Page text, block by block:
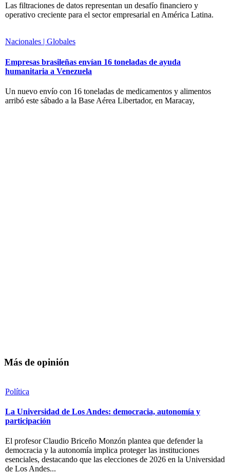
Las filtraciones de datos representan un desafío financiero y
operativo creciente para el sector empresarial en América Latina.
Nacionales | Globales
Empresas brasileñas envían 16 toneladas de ayuda
humanitaria a Venezuela
Un nuevo envío con 16 toneladas de medicamentos y alimentos
arribó este sábado a la Base Aérea Libertador, en Maracay,
Más de opinión
Política
La Universidad de Los Andes: democracia, autonomía y
participación
El profesor Claudio Briceño Monzón plantea que defender la
democracia y la autonomía implica proteger las instituciones
esenciales, destacando que las elecciones de 2026 en la Universidad
de Los Andes...